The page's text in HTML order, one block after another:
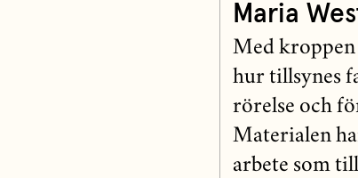
Maria
Med
hur tillsynes
rörelse och
Materialen
arbete som